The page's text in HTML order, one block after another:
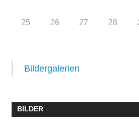
25 26 27 28
Bildergalerien
BILDER